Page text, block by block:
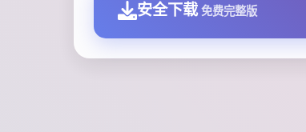
安全下载 免费完整版